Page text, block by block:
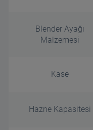
Blender Ayağı
Malzemesi
Kase
Hazne Kapasitesi